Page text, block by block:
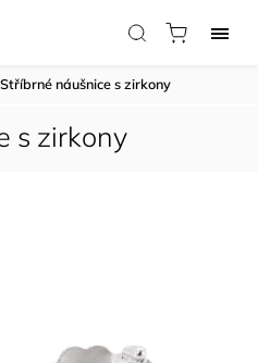
Stříbrné náušnice s zirkony
s zirkony